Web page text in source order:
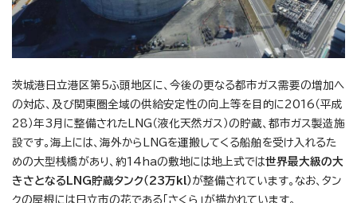
茨城港日立港区第5ふ頭地区に、今後の更なる都市ガス需要の増加へ
の対応、及び関東圏全域の供給安定性の向上等を目的に2016（平成
28）年3月に整備されたLNG（液化天然ガス）の貯蔵、都市ガス製造施
設です。海上には、海外からLNGを運搬してくる船舶を受け入れるた
めの大型桟橋があり、約14haの敷地には地上式では世界最大級の大
きさとなるLNG貯蔵タンク（23万kl）が整備されています。なお、タン
クの屋根には日立市の花である「さくら」が描かれています。